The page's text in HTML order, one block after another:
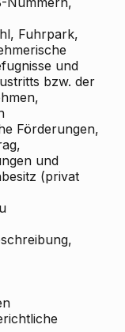
Fuhrpark,
und
bzw. der
Förderungen,
und
(privat